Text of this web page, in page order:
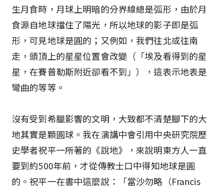
生月食時，月球上明暗的分界線總是弧形，由於月
食源自地球擋住了陽光，所以地球的影子即是弧
形，可見地球是圓的；又例如，我們往北或往南
走，頭頂上的星星位置會改變（「埃及看得到的星
星，在賽普勒斯附近卻看不到」），這表示地表是
彎曲的等等。
沒有受到希臘影響的文明，大致都不清楚腳下的大
地其實是顆圓球。我在演講中會引用中央研究院歷
史學者祝平一所著的《說地》，來說明東方人一直
要到約500年前，才從傳教士口中得知地球是圓
的。祝平一在書中這麼說：「當沙勿略（Francis